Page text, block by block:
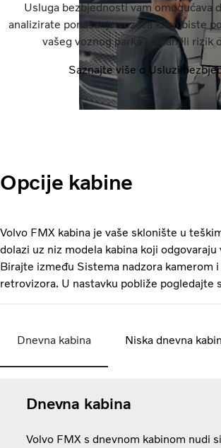
Usluga bezbjednosti vam omogućava
analizirate ponašanje vozača kako biste
vašeg voznog parka i smanjili rizik
Saznajte više o Usluzi
Opcije kabine
Volvo FMX kabina je vaše sklonište u
dolazi uz niz modela kabina koji
Birajte između Sistema nadzora kamerom
retrovizora. U nastavku pobliže pogledajte
Dnevna kabina Niska dnevna
Dnevna kabina
Volvo FMX s dnevnom kabinom nudi